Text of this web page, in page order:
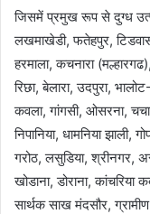
जिसमें प्रमुख रूप से दुग्ध
लखमाखेडी, फतेहपुर,
हरमाला, कचनारा
रिछा, बेलारा, उदपुरा,
कवला, गांगसी, ओसरना,
निपानिया, धामनिया झाली,
गरोठ, लसुडिया, श्रीनगर,
खोडाना, डोराना, कांचरिया
सार्थक साख मंदसौर,